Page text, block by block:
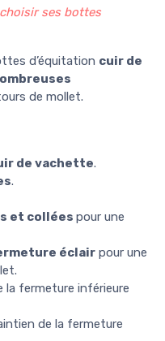
ses bottes
d’équitation cuir de
de mollet.
de vachette.
.
et collées pour une
éclair pour une
fermeture inférieure
de la fermeture